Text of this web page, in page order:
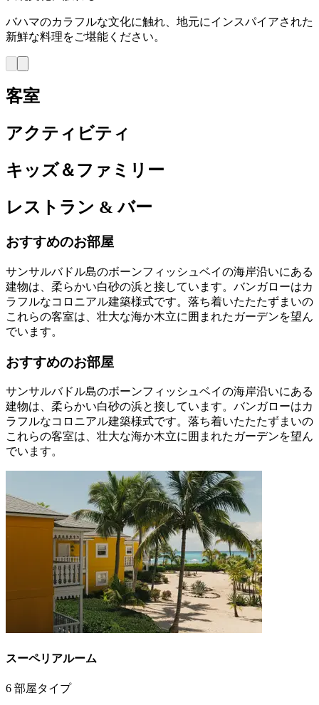
バハマのカラフルな文化に触れ、地元にインスパイアされた
新鮮な料理をご堪能ください。
客室
アクティビティ
キッズ＆ファミリー
レストラン & バー
おすすめのお部屋
サンサルバドル島のボーンフィッシュベイの海岸沿いにある
建物は、柔らかい白砂の浜と接しています。バンガローはカ
ラフルなコロニアル建築様式です。落ち着いたたたずまいの
これらの客室は、壮大な海か木立に囲まれたガーデンを望ん
でいます。
おすすめのお部屋
サンサルバドル島のボーンフィッシュベイの海岸沿いにある
建物は、柔らかい白砂の浜と接しています。バンガローはカ
ラフルなコロニアル建築様式です。落ち着いたたたずまいの
これらの客室は、壮大な海か木立に囲まれたガーデンを望ん
でいます。
スーペリアルーム
6 部屋タイプ